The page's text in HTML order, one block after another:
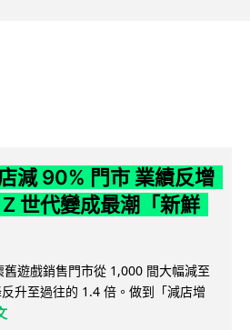
減 90% 門市 業績反增
世代變成最潮「新鮮
舊遊戲銷售門市從 1,000 間大幅減至
升至過往的 1.4 倍。做到「減店增